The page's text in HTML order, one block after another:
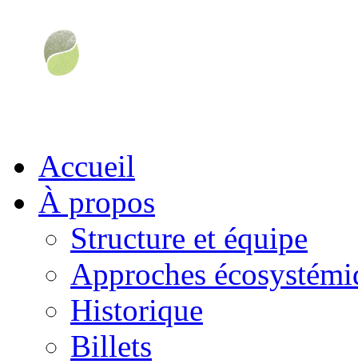
Accueil
À propos
Structure et équipe
Approches
Historique
Billets